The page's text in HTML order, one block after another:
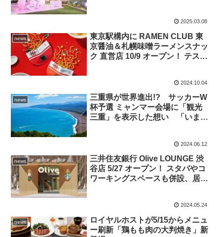
売、ひと足早い桜のお花見も♪
2025.03.08
news
東京駅構内に RAMEN CLUB 東
京醤油＆札幌味噌ラーメンスナッ
ク 直営店 10/9 オープン！ テスト
2024.10.04
news
三重県が世界進出!? サッカーW
杯予選 ミャンマー会場に「観光
三重」を表示した想い 「いま訪
2024.06.12
news
三井住友銀行 Olive LOUNGE 渋
谷店 5/27 オープン！ スタバやコ
ワーキングスペースも併設、居心
2024.05.24
news
ロイヤルホストが5/15からメニュ
ー刷新「鶏もも肉の大判焼き」新